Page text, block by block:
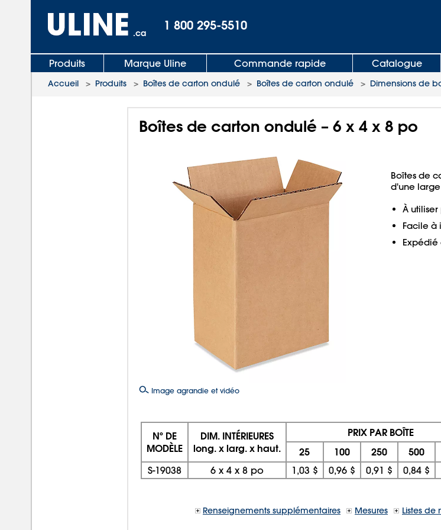
.ca
1 800 295-5510
Produits Marque Uline Commande rapide Catalogue
Accueil > Produits > Boîtes de carton ondulé > Boîtes de carton ondulé > Dimensions de
Boîtes de carton ondulé – 6 x 4 x 8 po
Image agrandie et vidéo
Boîtes de
d'une
À
Facile à
Expédié
Nº DE
MODÈLE
DIM. INTÉRIEURES
long. x larg. x haut.
PRIX PAR BOÎTE
25 100 250 500
S-19038 6x 4x 8 po 1,03 $ 0,96 $ 0,91 $ 0,84 $
Renseignements supplémentaires Mesures Listes